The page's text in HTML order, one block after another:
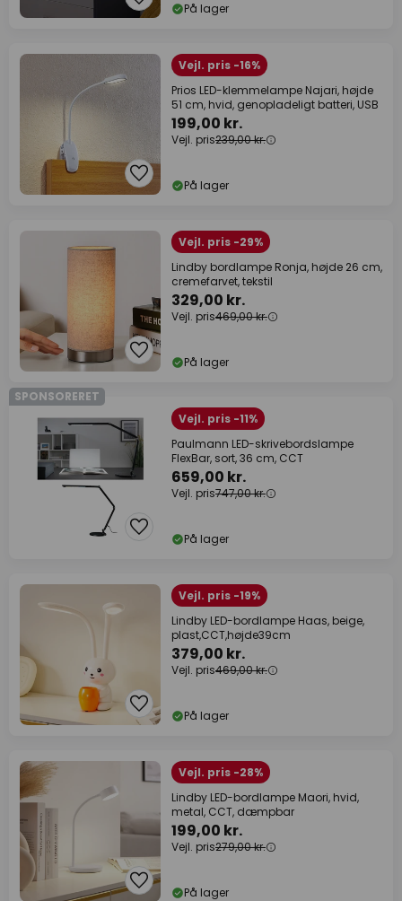
På lager
Vejl. pris -16%
Prios LED-klemmelampe Najari, højde
51 cm, hvid, genopladeligt batteri, USB
199,00 kr.
Vejl. pris239,00 kr.
På lager
Vejl. pris -29%
Lindby bordlampe Ronja, højde 26 cm,
cremefarvet, tekstil
329,00 kr.
Vejl. pris469,00 kr.
På lager
SPONSORERET
Vejl. pris -11%
Paulmann LED-skrivebordslampe
FlexBar, sort, 36 cm, CCT
659,00 kr.
Vejl. pris747,00 kr.
På lager
Vejl. pris -19%
Lindby LED-bordlampe Haas, beige,
plast,CCT,højde39cm
379,00 kr.
Vejl. pris469,00 kr.
På lager
Vejl. pris -28%
Lindby LED-bordlampe Maori, hvid,
metal, CCT, dæmpbar
199,00 kr.
Vejl. pris279,00 kr.
På lager